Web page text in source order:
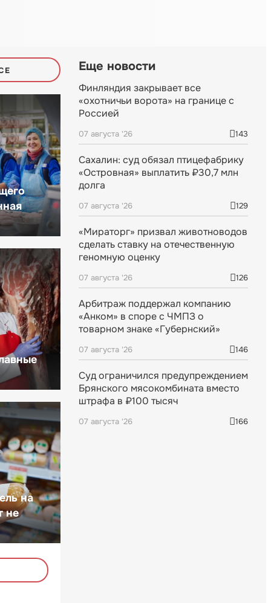
на
не
Еще новости
Финляндия закрывает все
«охотничьи ворота» на границе с
Россией
07 августа '26 143
Сахалин: суд обязал птицефабрику
«Островная» выплатить ₽30,7 млн
долга
07 августа '26 129
«Мираторг» призвал животноводов
сделать ставку на отечественную
геномную оценку
07 августа '26 126
Арбитраж поддержал компанию
«Анком» в споре с ЧМПЗ о
товарном знаке «Губернский»
07 августа '26 146
Суд ограничился предупреждением
Брянского мясокомбината вместо
штрафа в ₽100 тысяч
07 августа '26 166